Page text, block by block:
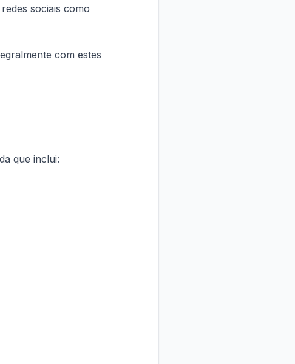
sociais como
com estes
que inclui: